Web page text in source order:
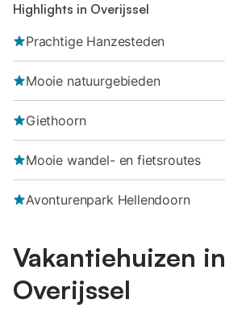
Highlights in Overijssel
Prachtige Hanzesteden
Mooie natuurgebieden
Giethoorn
Mooie wandel- en fietsroutes
Avonturenpark Hellendoorn
Vakantiehuizen in
Overijssel